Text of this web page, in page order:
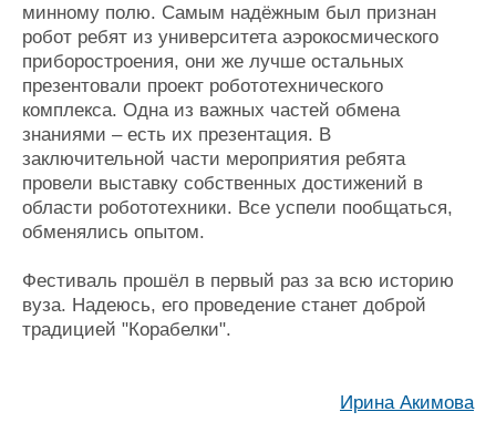
минному полю. Самым надёжным был признан
робот ребят из университета аэрокосмического
приборостроения, они же лучше остальных
презентовали проект робототехнического
комплекса. Одна из важных частей обмена
знаниями – есть их презентация. В
заключительной части мероприятия ребята
провели выставку собственных достижений в
области робототехники. Все успели пообщаться,
обменялись опытом.
Фестиваль прошёл в первый раз за всю историю
вуза. Надеюсь, его проведение станет доброй
традицией "Корабелки".
Ирина Акимова